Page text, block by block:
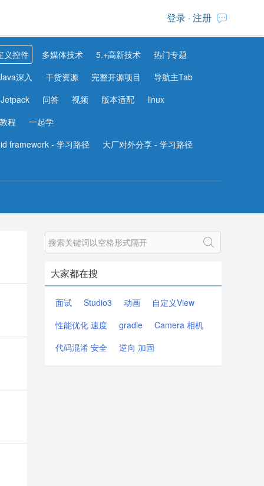
登录 · 注册
义控件 多媒体技术 5.+高新技术
热门专题
深入
干货资源 完整开源项目
导航主Tab
Jetpack
问答 视频 版本适配
linux
教程
一起学
framework - 学习路径
大厂对外分享 - 学习路径
大家都在搜
面试 Studio3 动画
自定义View
性能优化 速度
gradle
Camera 相机
代码混淆 安全
逆向 加固